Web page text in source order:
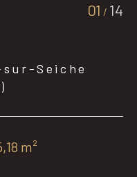
01 / 14
Seiche
m²